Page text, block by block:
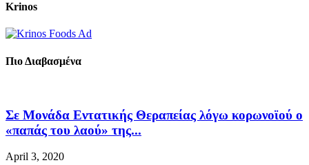
Krinos
Πιο Διαβασμένα
Σε Μονάδα Εντατικής Θεραπείας λόγω κορωνοϊού ο
«παπάς του λαού» της...
April 3, 2020